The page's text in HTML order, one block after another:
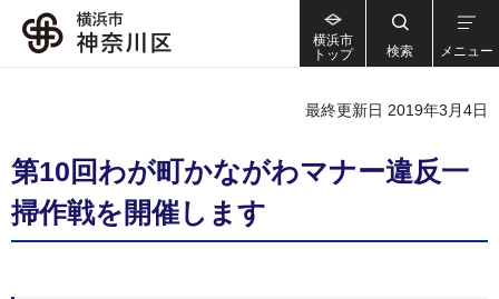
横浜市
トップ
検索 メニュー
最終更新日 2019年3月4日
第10回わが町かながわマナー違反一
掃作戦を開催します